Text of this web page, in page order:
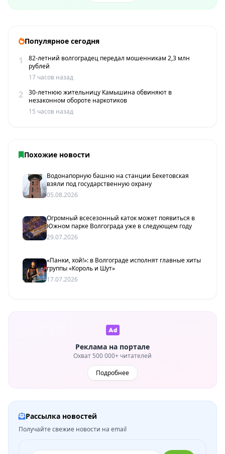
Популярное сегодня
1
82-летний волгоградец передал мошенникам 2,3 млн
рублей
17 часов назад
2
30-летнюю жительницу Камышина обвиняют в
незаконном обороте наркотиков
15 часов назад
Похожие новости
Водонапорную башню на станции Бекетовская
взяли под государственную охрану
05.08.2026
Огромный всесезонный каток может появиться в
Южном парке Волгограда уже в следующем году
29.07.2026
«Панки, хой!»: в Волгограде исполнят главные хиты
группы «Король и Шут»
17.07.2026
Реклама на портале
Охват 500 000+ читателей
Подробнее
Рассылка новостей
Получайте свежие новости на email